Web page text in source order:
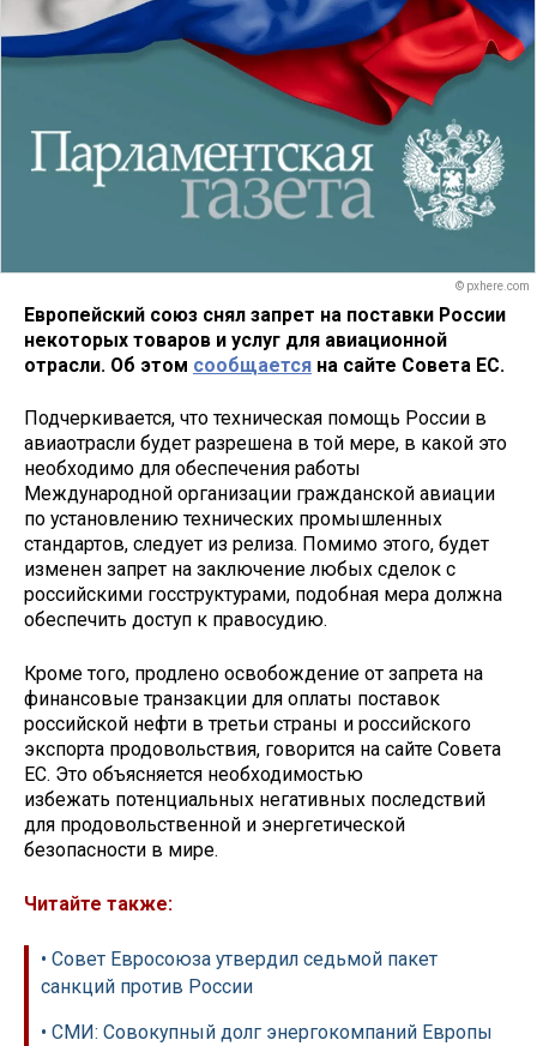
© pxhere.com
Европейский союз снял запрет на поставки России
некоторых товаров и услуг для авиационной
отрасли. Об этом сообщается на сайте Совета ЕС.
Подчеркивается, что техническая помощь России в
авиаотрасли будет разрешена в той мере, в какой это
необходимо для обеспечения работы
Международной организации гражданской авиации
по установлению технических промышленных
стандартов, следует из релиза. Помимо этого, будет
изменен запрет на заключение любых сделок с
российскими госструктурами, подобная мера должна
обеспечить доступ к правосудию.
Кроме того, продлено освобождение от запрета на
финансовые транзакции для оплаты поставок
российской нефти в третьи страны и российского
экспорта продовольствия, говорится на сайте Совета
ЕС. Это объясняется необходимостью
избежать потенциальных негативных последствий
для продовольственной и энергетической
безопасности в мире.
Читайте также:
• Совет Евросоюза утвердил седьмой пакет
санкций против России
• СМИ: Совокупный долг энергокомпаний Европы